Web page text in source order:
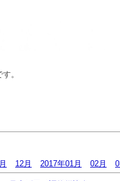
。
12月 2017年01月 02月